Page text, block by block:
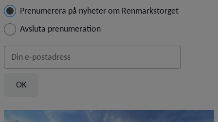
Hantera prenumeration
Prenumerera på nyheter om Renmarkstorget
Avsluta prenumeration
Din e-postadress